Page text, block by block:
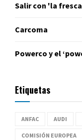
Salir con 'la
Carcoma
Powerco y el
Etiquetas
ANFAC AUDI
COMISIÓN EUROPEA